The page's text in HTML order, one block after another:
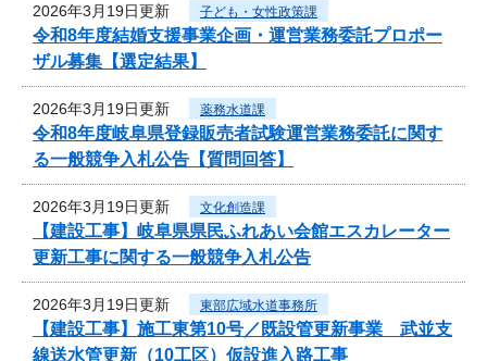
2026年3月19日更新 子ども・女性政策課
令和8年度結婚支援事業企画・運営業務委託プロポー
ザル募集【選定結果】
2026年3月19日更新 薬務水道課
令和8年度岐阜県登録販売者試験運営業務委託に関す
る一般競争入札公告【質問回答】
2026年3月19日更新 文化創造課
【建設工事】岐阜県県民ふれあい会館エスカレーター
更新工事に関する一般競争入札公告
2026年3月19日更新 東部広域水道事務所
【建設工事】施工東第10号／既設管更新事業 武並支
線送水管更新（10工区）仮設進入路工事